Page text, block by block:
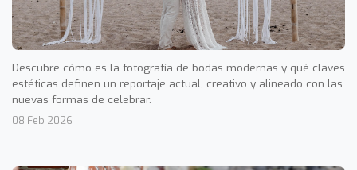
Descubre cómo es la fotografía de bodas modernas y qué claves
estéticas definen un reportaje actual, creativo y alineado con las
nuevas formas de celebrar.
08 Feb 2026